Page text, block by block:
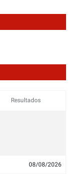
Resultados
08/08/2026